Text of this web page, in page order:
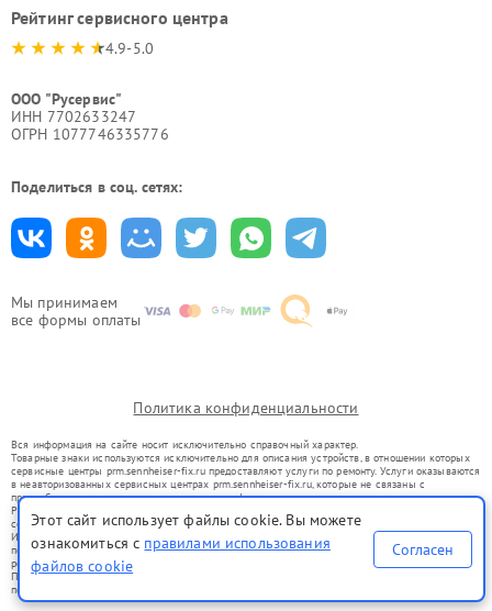
Мы принимаем
все формы оплаты
Рейтинг сервисного центра
4.9-5.0
ООО "Русервис"
ИНН 7702633247
ОГРН 1077746335776
Поделиться в соц. сетях:
Политика конфиденциальности
Вся информация на сайте носит исключительно справочный характер.
Товарные знаки используются исключительно для описания устройств, в отношении которых
сервисные центры prm.sennheiser-fix.ru предоставляют услуги по ремонту. Услуги оказываются
в неавторизованных сервисных центрах prm.sennheiser-fix.ru, которые не связаны с
правообладателями товарных знаков или их официальными представителями.
Ремонт осуществляется для устройств, уже введенных в гражданский оборот в соответствии
со статьей 1487 ГК РФ.
Использование товарных знаков не преследует цели индивидуализации услуг или введения
потребителей в заблуждение, а служит для информирования о предоставляемых услугах по
ремонту техники указанных брендов.
Представленная на сайте информация не является публичной офертой, определяемой
положениями Статьи 437(2) Гражданского кодекса РФ
Этот сайт использует файлы cookie. Вы можете
ознакомиться с правилами использования
файлов cookie
Согласен